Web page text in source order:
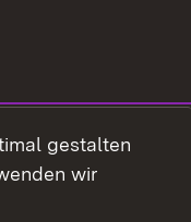
gestalten
wir